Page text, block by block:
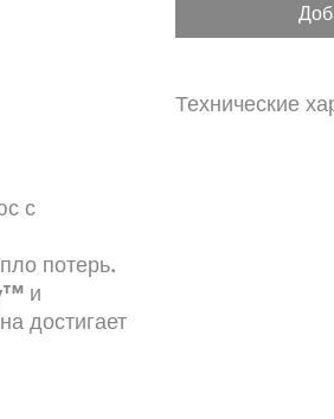
с
потерь.
и
достигает
Технические